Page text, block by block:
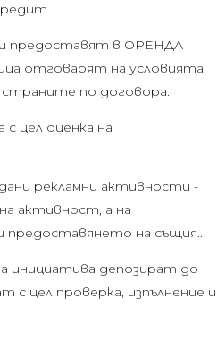
предоставят в ОРЕНДА
отговарят на условията
страните по договора.
цел оценка на
рекламни активности -
активност, а на
предоставянето на същия..
инициатива депозират до
с цел проверка, изпълнение и